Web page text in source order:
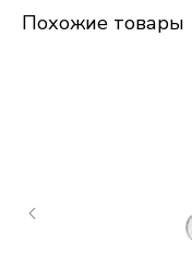
Похожие товары